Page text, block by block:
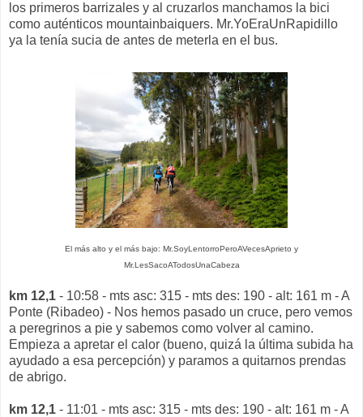
los primeros barrizales y al cruzarlos manchamos la bici
como auténticos mountainbaiquers. Mr.YoEraUnRapidillo
ya la tenía sucia de antes de meterla en el bus.
El más alto y el más bajo: Mr.SoyLentorroPeroAVecesAprieto y
Mr.LesSacoATodosUnaCabeza
km 12,1 - 10:58 - mts asc: 315 - mts des: 190 - alt: 161 m - A
Ponte (Ribadeo) - Nos hemos pasado un cruce, pero vemos
a peregrinos a pie y sabemos como volver al camino.
Empieza a apretar el calor (bueno, quizá la última subida ha
ayudado a esa percepción) y paramos a quitarnos prendas
de abrigo.
km 12,1 - 11:01 - mts asc: 315 - mts des: 190 - alt: 161 m - A